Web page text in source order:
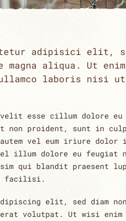
adipisici elit,
aliqua. Ut enim
laboris nisi
esse cillum dolore
non proident, sunt in
vel eum iriure
illum dolore eu
qui blandit praesent
facilisi.
elit, sed diam
volutpat. Ut wisi enim